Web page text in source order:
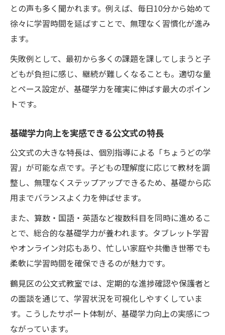
との声も多く聞かれます。例えば、毎日10分から始めて
徐々に学習時間を延ばすことで、無理なく習慣化が進み
ます。
失敗例として、最初から多くの課題を課してしまうと子
どもが負担に感じ、継続が難しくなることも。適切な量
とペース設定が、基礎学力を確実に伸ばす最大のポイン
トです。
基礎学力向上を実感できる公文式の特長
公文式の大きな特長は、個別指導による「ちょうどの学
習」が可能な点です。子どもの理解度に応じて教材を調
整し、無理なくステップアップできるため、基礎から応
用までバランスよく力を伸ばせます。
また、算数・国語・英語など複数科目を同時に進めるこ
とで、総合的な基礎学力が養われます。タブレット学習
やオンライン対応もあり、忙しい家庭や共働き世帯でも
柔軟に学習時間を確保できるのが魅力です。
鶴見区の公文式教室では、定期的な進捗確認や保護者と
の面談を通じて、学習状況を可視化しやすくしていま
す。こうしたサポート体制が、基礎学力向上の実感につ
ながっています。